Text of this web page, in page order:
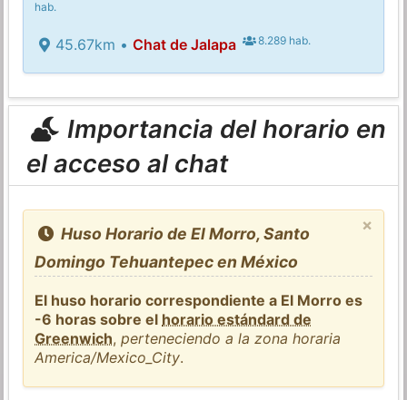
hab.
45.67km • Chat de Jalapa 8.289 hab.
Importancia del horario en
el acceso al chat
×
Huso Horario de El Morro, Santo
Domingo Tehuantepec en México
El huso horario correspondiente a El Morro es
-6 horas sobre el horario estándard de
Greenwich,perteneciendo a la zona horaria
America/Mexico_City.